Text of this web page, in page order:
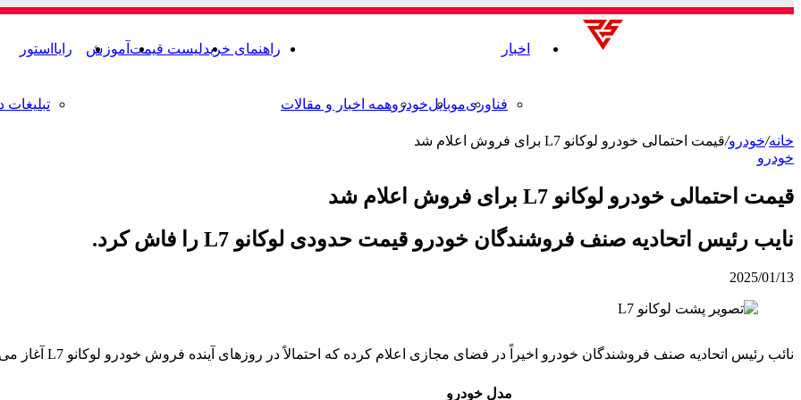
اخبار
فناوریموبایلخودروهمه اخبار و مقالات
راهنمای خریدلیست قیمت آموزش رایااستور
تبلیغات
خانه/خودرو/قیمت احتمالی خودرو لوکانو L7 برای فروش اعلام شد
خودرو
قیمت احتمالی خودرو لوکانو L7 برای فروش اعلام شد
نایب رئیس اتحادیه صنف فروشندگان خودرو قیمت حدودی لوکانو L7 را فاش کرد.
2025/01/13
نائب رئیس اتحادیه صنف فروشندگان خودرو اخیراً در فضای مجازی اعلام کرده که احتمالاً در روزهای آینده فروش خودرو لوکانو L7 آغاز می‌شود. از این رو قیمت احتمالی این اتومبیل را اعلام کرده است.
مدل خودرو